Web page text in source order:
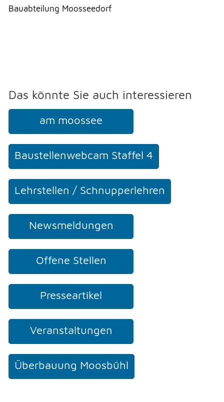
Bauabteilung Moosseedorf
Das könnte Sie auch interessieren
am moossee
Baustellenwebcam Staffel 4
Lehrstellen / Schnupperlehren
Newsmeldungen
Offene Stellen
Presseartikel
Veranstaltungen
Überbauung Moosbühl